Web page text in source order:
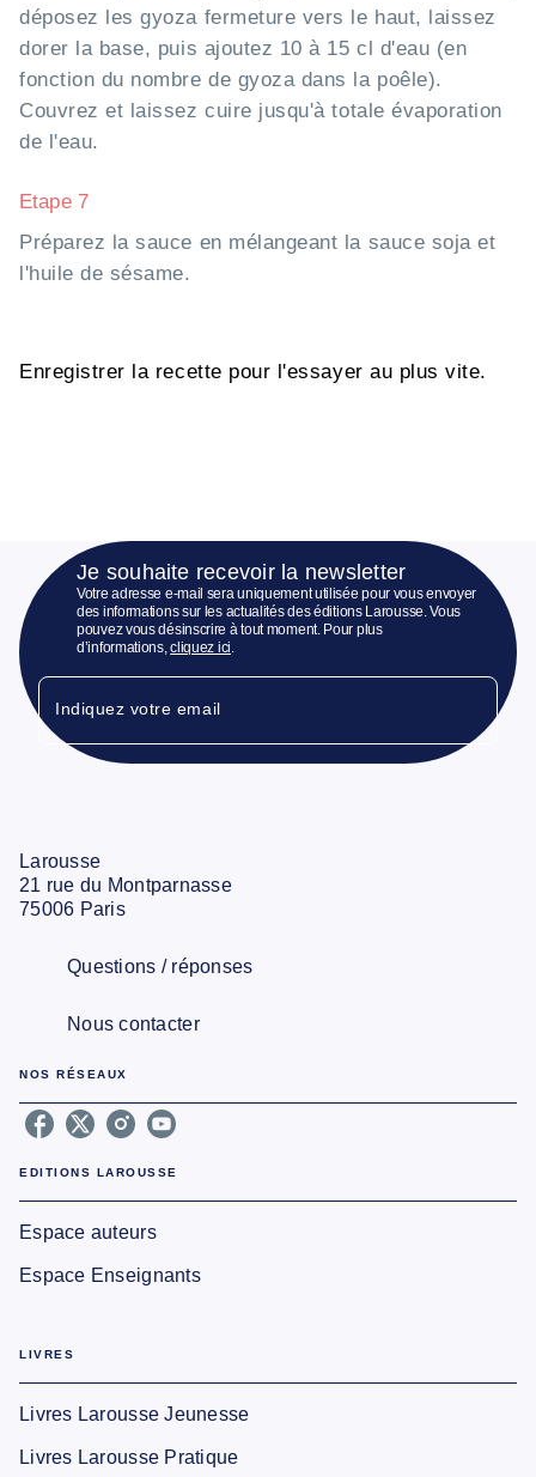
déposez les gyoza fermeture vers le haut, laissez
dorer la base, puis ajoutez 10 à 15 cl d'eau (en
fonction du nombre de gyoza dans la poêle).
Couvrez et laissez cuire jusqu'à totale évaporation
de l'eau.
Etape 7
Préparez la sauce en mélangeant la sauce soja et
l'huile de sésame.
Enregistrer la recette pour l'essayer au plus vite.
Je souhaite recevoir la newsletter
Votre adresse e-mail sera uniquement utilisée pour vous envoyer
des informations sur les actualités des éditions Larousse. Vous
pouvez vous désinscrire à tout moment. Pour plus
d’informations,cliquez ici.
Indiquez votre email
Larousse
21 rue du Montparnasse
75006 Paris
Questions / réponses
Nous contacter
NOS RÉSEAUX
EDITIONS LAROUSSE
Espace auteurs
Espace Enseignants
LIVRES
Livres Larousse Jeunesse
Livres Larousse Pratique